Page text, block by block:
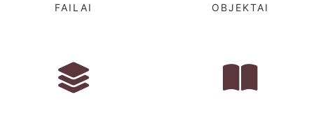
FAILAI OBJEKTAI